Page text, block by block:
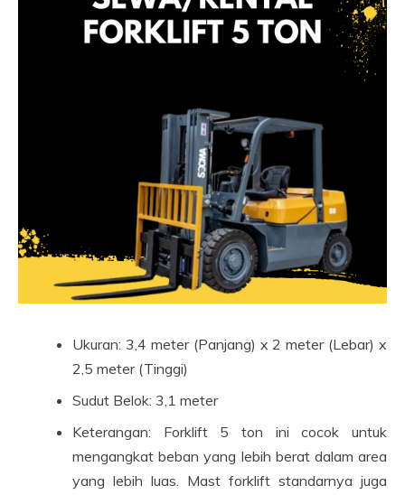
Ukuran: 3,4 meter (Panjang) x 2 meter (Lebar) x
2,5 meter (Tinggi)
Sudut Belok: 3,1 meter
Keterangan: Forklift 5 ton ini cocok untuk
mengangkat beban yang lebih berat dalam area
yang lebih luas. Mast forklift standarnya juga